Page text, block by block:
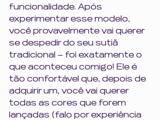
funcionalidade. Após
experimentar esse modelo,
você provavelmente vai querer
se despedir do seu sutiã
tradicional – foi exatamente o
que aconteceu comigo! Ele é
tão confortável que, depois de
adquirir um, você vai querer
todas as cores que forem
lançadas (falo por experiência